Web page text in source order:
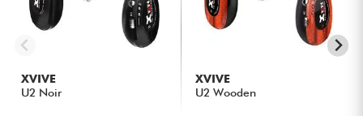
XVIVE
U2 Noir
XVIVE
U2 Wooden